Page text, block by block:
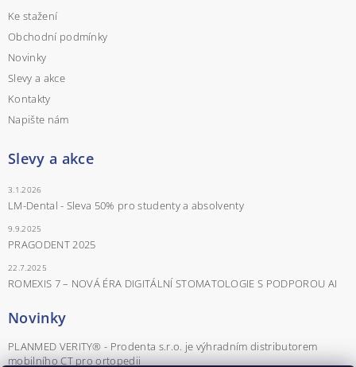
Ke stažení
Obchodní podmínky
Novinky
Slevy a akce
Kontakty
Napište nám
Slevy a akce
3.1.2026
LM-Dental - Sleva 50% pro studenty a absolventy
9.9.2025
PRAGODENT 2025
22.7.2025
ROMEXIS 7 – NOVÁ ÉRA DIGITÁLNÍ STOMATOLOGIE S PODPOROU AI
Novinky
PLANMED VERITY® - Prodenta s.r.o. je výhradním distributorem
mobilního CT pro ortopedii